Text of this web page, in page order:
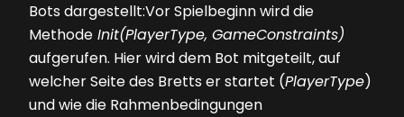
Bots dargestellt:Vor Spielbeginn wird die
Methode Init(PlayerType, Game­Constraints)
aufgerufen. Hier wird dem Bot mitgeteilt, auf
welcher Seite des Bretts er startet (PlayerType)
und wie die Rahmenbedingungen